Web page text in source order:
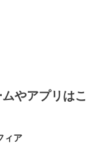
やアプリはこ
ィア